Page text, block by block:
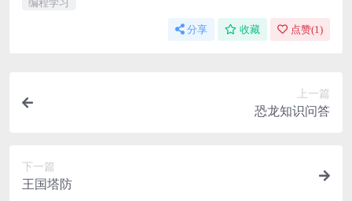
分享 收藏 点赞(1)
上一篇
恐龙知识问答
下一篇
王国塔防